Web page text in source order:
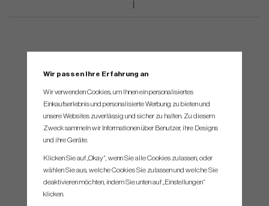
Wir passen Ihre Erfahrung an
Wir verwenden Cookies, um Ihnen ein personalisiertes
Einkaufserlebnis und personalisierte Werbung zu bieten und
unsere Websites zuverlässig und sicher zu halten. Zu diesem
Zweck sammeln wir Informationen über Benutzer, ihre Designs
und ihre Geräte.
Klicken Sie auf „Okay“, wenn Sie alle Cookies zulassen, oder
wählen Sie aus, welche Cookies Sie zulassen und welche Sie
deaktivieren möchten, indem Sie unten auf „Einstellungen“
klicken.